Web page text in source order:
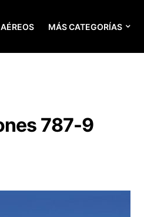
MÁS CATEGORÍAS
787-9